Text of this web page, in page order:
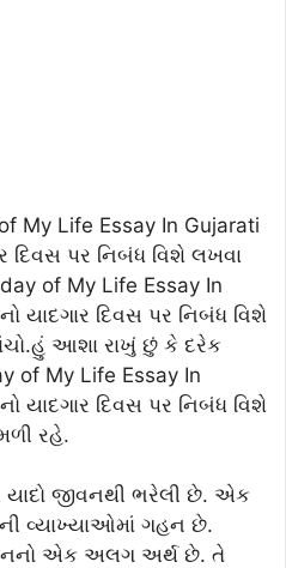
Life Essay In Gujarati
દિવસ પર નિબંધ વિશે લખવા
of My Life Essay In
યાદગાર દિવસ પર નિબંધ વિશે
આશા રાખું છું કે દરેક
of My Life Essay In
યાદગાર દિવસ પર નિબંધ વિશે
રહે.
જીવનથી ભરેલી છે. એક
વ્યાખ્યાઓમાં ગહન છે.
એક અલગ અર્થ છે. તે